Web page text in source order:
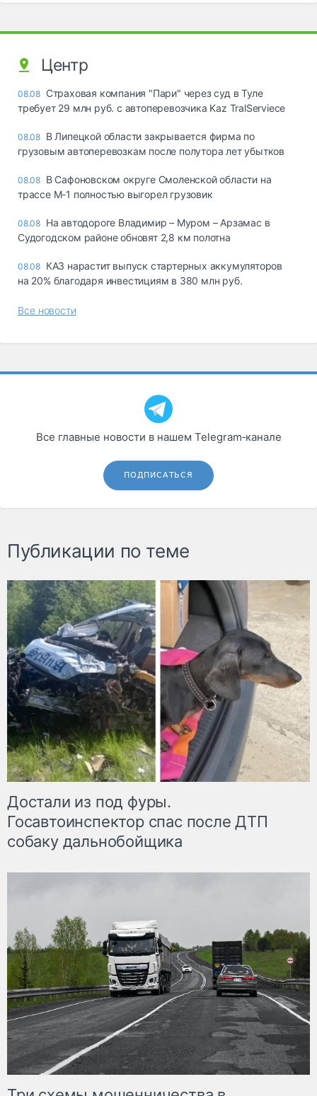
Центр
08.08 Страховая компания "Пари" через суд в Туле
требует 29 млн руб. с автоперевозчика Kaz TralServiece
08.08 В Липецкой области закрывается фирма по
грузовым автоперевозкам после полутора лет убытков
08.08 В Сафоновском округе Смоленской области на
трассе М-1 полностью выгорел грузовик
08.08 На автодороге Владимир – Муром – Арзамас в
Судогодском районе обновят 2,8 км полотна
08.08 КАЗ нарастит выпуск стартерных аккумуляторов
на 20% благодаря инвестициям в 380 млн руб.
Все новости
Все главные новости в нашем Telegram‑канале
ПОДПИСАТЬСЯ
Публикации по теме
Достали из под фуры.
Госавтоинспектор спас после ДТП
собаку дальнобойщика